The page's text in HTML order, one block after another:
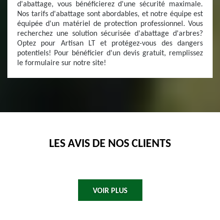
d'abattage, vous bénéficierez d'une sécurité maximale.
Nos tarifs d'abattage sont abordables, et notre équipe est
équipée d'un matériel de protection professionnel. Vous
recherchez une solution sécurisée d'abattage d'arbres?
Optez pour Artisan LT et protégez-vous des dangers
potentiels! Pour bénéficier d'un devis gratuit, remplissez
le formulaire sur notre site!
LES AVIS DE NOS CLIENTS
VOIR PLUS